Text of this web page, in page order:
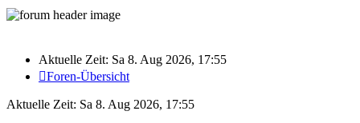
Aktuelle Zeit: Sa 8. Aug 2026, 17:55
Foren-Übersicht
Aktuelle Zeit: Sa 8. Aug 2026, 17:55